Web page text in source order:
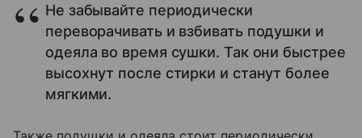
Не забывайте периодически
переворачивать и взбивать подушки и
одеяла во время сушки. Так они быстрее
высохнут после стирки и станут более
мягкими.